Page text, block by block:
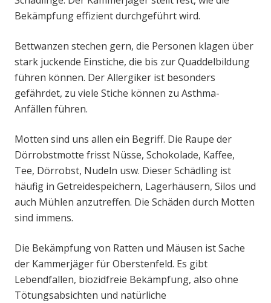
Bekämpfung effizient durchgeführt wird.
Bettwanzen stechen gern, die Personen klagen über
stark juckende Einstiche, die bis zur Quaddelbildung
führen können. Der Allergiker ist besonders
gefährdet, zu viele Stiche können zu Asthma-
Anfällen führen.
Motten sind uns allen ein Begriff. Die Raupe der
Dörrobstmotte frisst Nüsse, Schokolade, Kaffee,
Tee, Dörrobst, Nudeln usw. Dieser Schädling ist
häufig in Getreidespeichern, Lagerhäusern, Silos und
auch Mühlen anzutreffen. Die Schäden durch Motten
sind immens.
Die Bekämpfung von Ratten und Mäusen ist Sache
der Kammerjäger für Oberstenfeld. Es gibt
Lebendfallen, biozidfreie Bekämpfung, also ohne
Tötungsabsichten und natürliche